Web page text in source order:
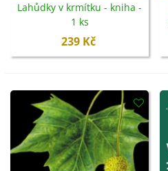
Lahůdky v krmítku - kniha -
1 ks
239 Kč